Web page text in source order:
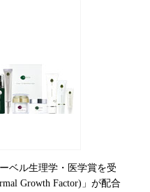
ベル生理学・医学賞を受
Growth Factor)」が配合